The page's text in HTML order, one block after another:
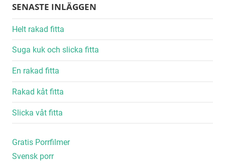
SENASTE INLÄGGEN
Helt rakad fitta
Suga kuk och slicka fitta
En rakad fitta
Rakad kåt fitta
Slicka våt fitta
Gratis Porrfilmer
Svensk porr